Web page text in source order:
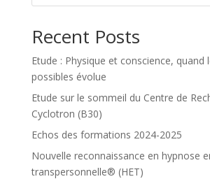
Recent Posts
Etude : Physique et conscience, quand
possibles évolue
Etude sur le sommeil du Centre de
Cyclotron (B30)
Echos des formations 2024-2025
Nouvelle reconnaissance en hypnose
transpersonnelle® (HET)